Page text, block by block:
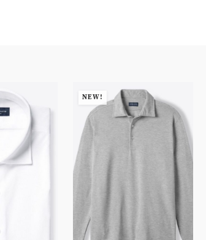
NEW!